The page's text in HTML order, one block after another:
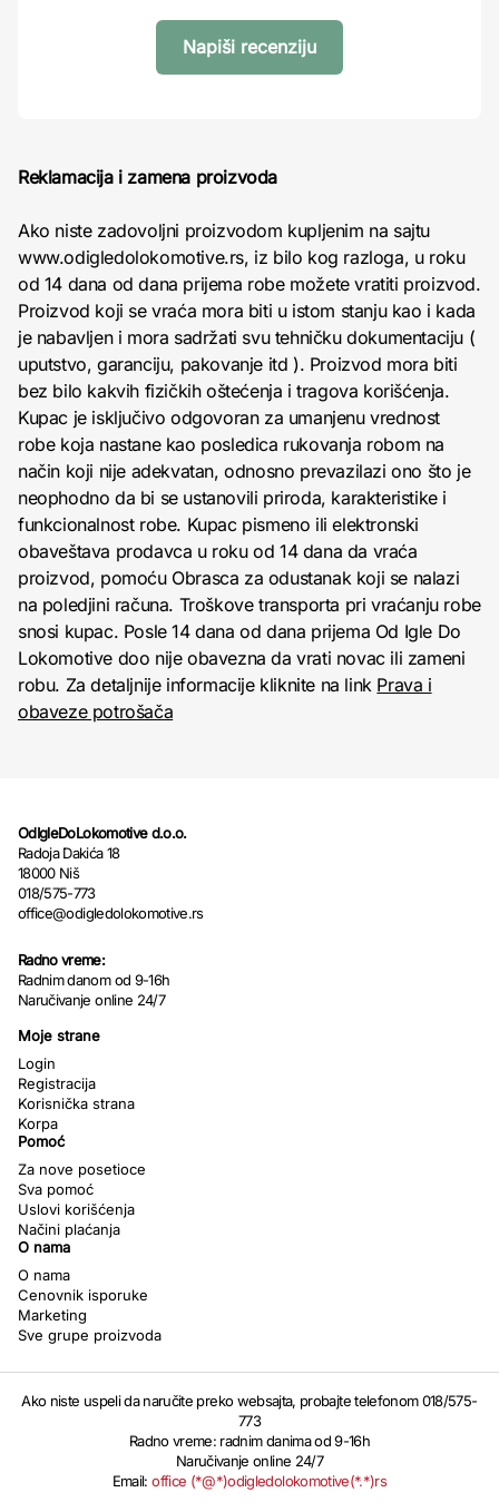
Napiši recenziju
Reklamacija i zamena proizvoda
Ako niste zadovoljni proizvodom kupljenim na sajtu
www.odigledolokomotive.rs, iz bilo kog razloga, u roku
od 14 dana od dana prijema robe možete vratiti proizvod.
Proizvod koji se vraća mora biti u istom stanju kao i kada
je nabavljen i mora sadržati svu tehničku dokumentaciju (
uputstvo, garanciju, pakovanje itd ). Proizvod mora biti
bez bilo kakvih fizičkih oštećenja i tragova korišćenja.
Kupac je isključivo odgovoran za umanjenu vrednost
robe koja nastane kao posledica rukovanja robom na
način koji nije adekvatan, odnosno prevazilazi ono što je
neophodno da bi se ustanovili priroda, karakteristike i
funkcionalnost robe. Kupac pismeno ili elektronski
obaveštava prodavca u roku od 14 dana da vraća
proizvod, pomoću Obrasca za odustanak koji se nalazi
na poledjini računa. Troškove transporta pri vraćanju robe
snosi kupac. Posle 14 dana od dana prijema Od Igle Do
Lokomotive doo nije obavezna da vrati novac ili zameni
robu. Za detaljnije informacije kliknite na link Prava i
obaveze potrošača
OdIgleDoLokomotive d.o.o.
Radoja Dakića 18
18000 Niš
018/575-773
office@odigledolokomotive.rs
Radno vreme:
Radnim danom od 9-16h
Naručivanje online 24/7
Moje strane
Login
Registracija
Korisnička strana
Korpa
Pomoć
Za nove posetioce
Sva pomoć
Uslovi korišćenja
Načini plaćanja
O nama
O nama
Cenovnik isporuke
Marketing
Sve grupe proizvoda
Ako niste uspeli da naručite preko websajta, probajte telefonom 018/575-
773
Radno vreme: radnim danima od 9-16h
Naručivanje online 24/7
Email:office (*@*)odigledolokomotive(*.*)rs